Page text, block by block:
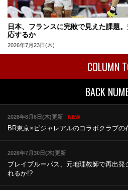
日本、フランスに完敗で見えた課題
応するか
2026年7月23日(木)
COLUMN
BACK
2026年8月6日(木)更新 NEW
BR東京×ビジャレアルのコラボクラブの
2026年7月30日(木)更新
ブレイブルーパス、元地理教師で再出発
れるか!?